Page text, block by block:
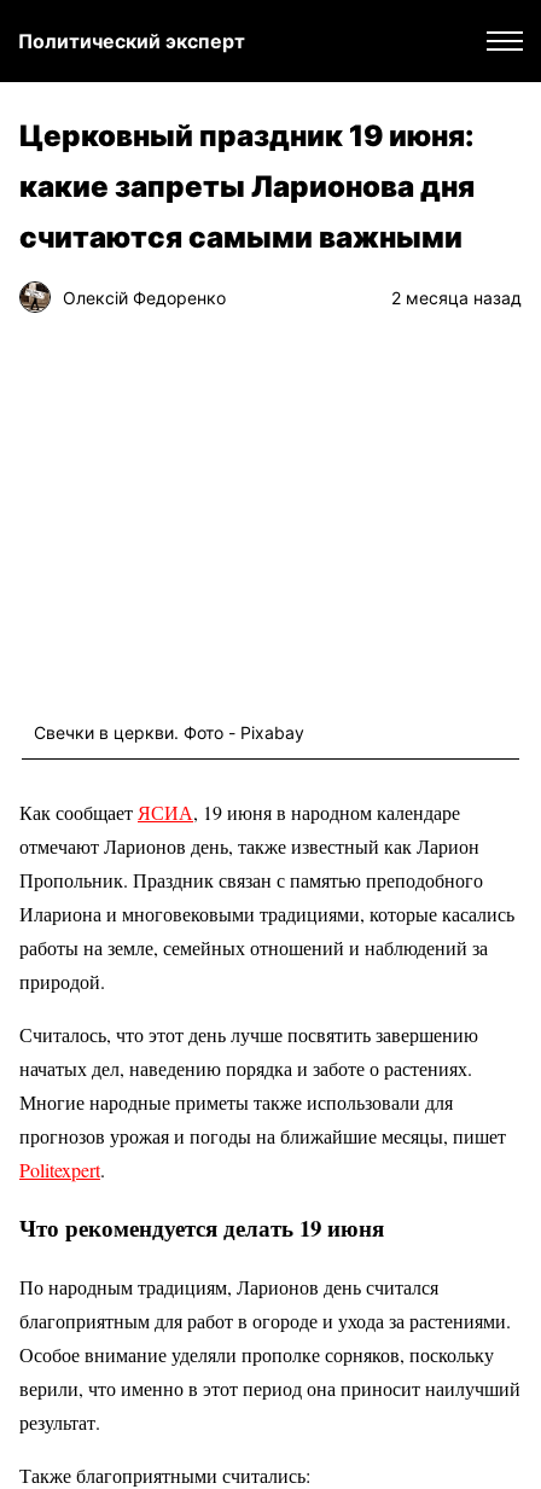
Политический эксперт
Церковный праздник 19 июня:
какие запреты Ларионова дня
считаются самыми важными
Олексій Федоренко 2 месяца назад
Свечки в церкви. Фото - Pixabay
Как сообщает ЯСИА, 19 июня в народном календаре
отмечают Ларионов день, также известный как Ларион
Пропольник. Праздник связан с памятью преподобного
Илариона и многовековыми традициями, которые касались
работы на земле, семейных отношений и наблюдений за
природой.
Считалось, что этот день лучше посвятить завершению
начатых дел, наведению порядка и заботе о растениях.
Многие народные приметы также использовали для
прогнозов урожая и погоды на ближайшие месяцы, пишет
Politexpert.
Что рекомендуется делать 19 июня
По народным традициям, Ларионов день считался
благоприятным для работ в огороде и ухода за растениями.
Особое внимание уделяли прополке сорняков, поскольку
верили, что именно в этот период она приносит наилучший
результат.
Также благоприятными считались: